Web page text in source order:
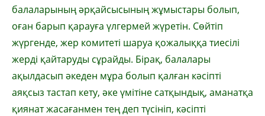
балаларының әрқайсысының жұмыстары болып,
оған барып қарауға үлгермей жүретін. Сөйтіп
жүргенде, жер комитеті шаруа қожалыққа тиесілі
жерді қайтаруды сұрайды. Бірақ, балалары
ақылдасып әкеден мұра болып қалған кәсіпті
аяқсыз тастап кету, әке үмітіне сатқындық, аманатқа
қиянат жасағанмен тең деп түсініп, кәсіпті